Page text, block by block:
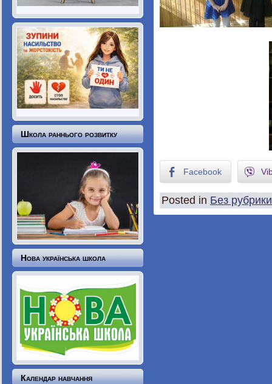
Школа раннього розвитку
Нова українська школа
Календар навчання
Facebook
Posted in Без рубрики